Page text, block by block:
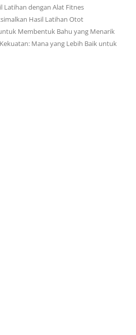
Latihan dengan Alat Fitnes
Hasil Latihan Otot
Membentuk Bahu yang Menarik
Mana yang Lebih Baik untuk